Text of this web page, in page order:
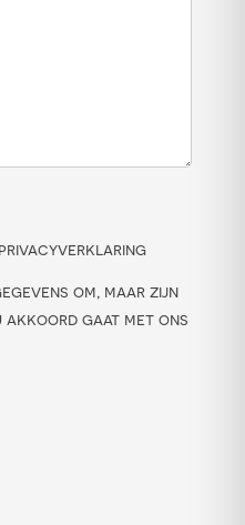
om, maar zijn
gaat met ons